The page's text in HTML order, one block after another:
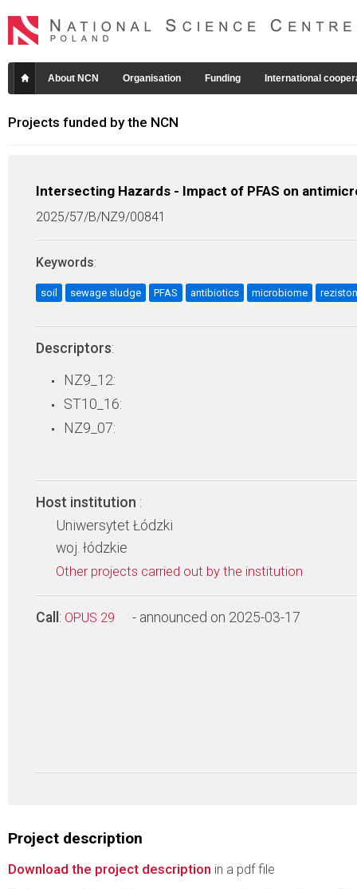
About NCN Organisation Funding International
Projects funded by the NCN
Intersecting Hazards - Impact of PFAS on
2025/57/B/NZ9/00841
Keywords:
soil sewage sludge PFAS antibiotics microbiome
Descriptors:
NZ9_12:
ST10_16:
NZ9_07:
Host institution :
Uniwersytet Łódzki
woj. łódzkie
Other projects carried out by the institution
Call : OPUS 29 - announced on 2025-03-17
Project description
Download the project description in a pdf file